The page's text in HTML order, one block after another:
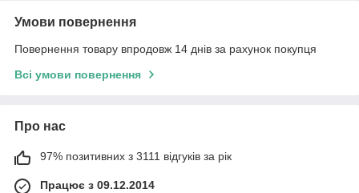
Умови повернення
Повернення товару впродовж 14 днів за рахунок покупця
Всі умови повернення
Про нас
97% позитивних з 3111 відгуків за рік
Працює з 09.12.2014